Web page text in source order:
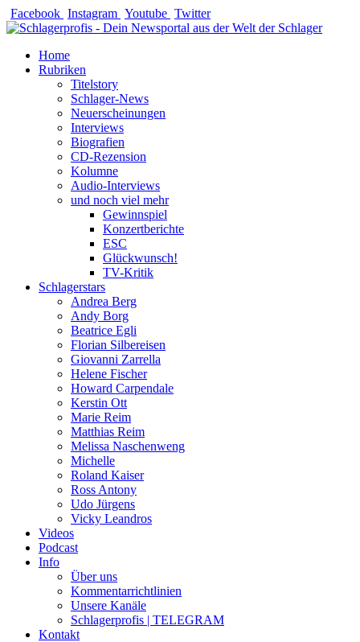
Zum
Inhalt
Facebook Instagram Youtube Twitter
Home
Rubriken
Titelstory
Schlager-News
Neuerscheinungen
Interviews
Biografien
CD-Rezension
Kolumne
Audio-Interviews
und noch viel mehr
Gewinnspiel
Konzertberichte
ESC
Glückwunsch!
TV-Kritik
Schlagerstars
Andrea Berg
Andy Borg
Beatrice Egli
Florian Silbereisen
Giovanni Zarrella
Helene Fischer
Howard Carpendale
Kerstin Ott
Marie Reim
Matthias Reim
Melissa Naschenweng
Michelle
Roland Kaiser
Ross Antony
Udo Jürgens
Vicky Leandros
Videos
Podcast
Info
Über uns
Kommentarrichtlinien
Unsere Kanäle
Schlagerprofis | TELEGRAM
Kontakt